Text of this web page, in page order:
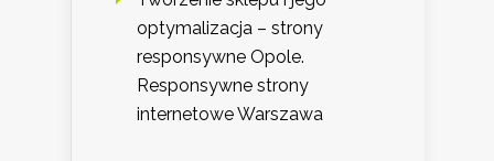
optymalizacja – strony
responsywne Opole.
Responsywne strony
internetowe Warszawa